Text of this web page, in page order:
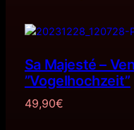
Sa Majesté –
”Vogelhochzeit”
49,90€